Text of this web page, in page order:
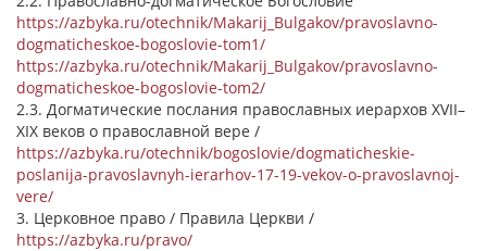
https://azbyka.ru/otechnik/Makarij_Bulgakov/pravoslavno-
dogmaticheskoe-bogoslovie-tom1/
https://azbyka.ru/otechnik/Makarij_Bulgakov/pravoslavno-
dogmaticheskoe-bogoslovie-tom2/
2.3. Догматические послания православных иерархов XVII–
XIX веков о православной вере /
https://azbyka.ru/otechnik/bogoslovie/dogmaticheskie-
poslanija-pravoslavnyh-ierarhov-17-19-vekov-o-pravoslavnoj-
vere/
3. Церковное право / Правила Церкви /
https://azbyka.ru/pravo/